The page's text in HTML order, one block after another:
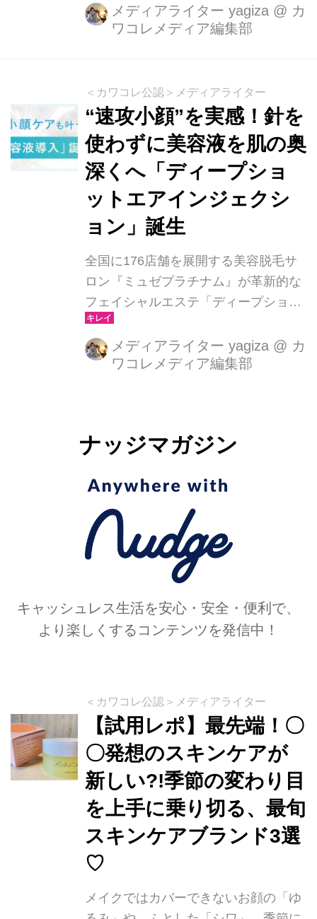
配合の「美容液」、ハリ感をもたらす
「リフトヴェールクリーム N」、目元
ョンを整え、引き締まった印象を目指
したい女性にぴったりのラインナップ
です。（*肌のコンディションがよくな
ること）
メディアライター yagiza @ カ
ワコレメディア編集部
＜カワコレ公認＞メディアライター
“速攻小顔”を実感！針を
使わずに美容液を肌の奥
深くへ「ディープショ
ットエアインジェクシ
ョン」誕生
全国に176店舗を展開する美容脱毛サ
ロン『ミュゼプラチナム』が革新的な
フェイシャルエステ「ディープショッ
トエアインジェクション」を開発しま
した。この新サービスは、高圧ジェッ
トを使い、美容液を肌の奥深くまで浸
メディアライター yagiza @ カ
ワコレメディア編集部
ナッジマガジン
キャッシュレス生活を安心・安全・便利で、
より楽しくするコンテンツを発信中！
＜カワコレ公認＞メディアライター
【試用レポ】最先端！〇
〇発想のスキンケアが
新しい?!季節の変わり目
を上手に乗り切る、最旬
スキンケアブランド3選
♡
メイクではカバーできないお顔の「ゆ